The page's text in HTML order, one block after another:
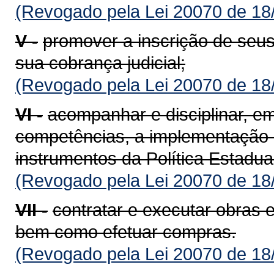
(Revogado pela Lei 20070 de
V - promover a inscrição de
sua cobrança judicial;
(Revogado pela Lei 20070 de
VI - acompanhar e disciplinar,
competências, a
instrumentos da Política
(Revogado pela Lei 20070 de
VII - contratar e executar obras
bem como efetuar compras.
(Revogado pela Lei 20070 de